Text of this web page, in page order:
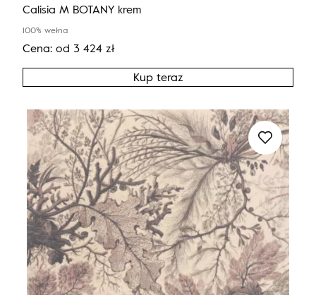
Calisia M BOTANY krem
100% wełna
Cena: od 3 424 zł
Kup teraz